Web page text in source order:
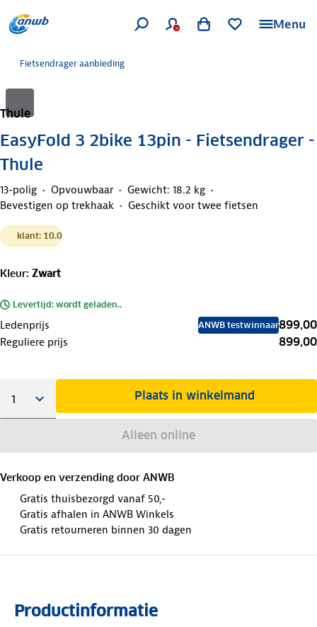
Menu
Fietsendrager aanbieding
Thule
EasyFold 3 2bike 13pin - Fietsendrager -
Thule
13-polig Opvouwbaar
Gewicht: 18.2 kg
Bevestigen op trekhaak
Geschikt voor twee fietsen
klant: 10.0
Kleur: Zwart
Levertijd: wordt geladen..
Ledenprijs ANWB testwinnaar899,00
Reguliere prijs 899,00
Plaats in winkelmand
Alleen online
Verkoop en verzending door ANWB
Gratis thuisbezorgd vanaf 50,-
Gratis afhalen in ANWB Winkels
Gratis retourneren binnen 30 dagen
Productinformatie